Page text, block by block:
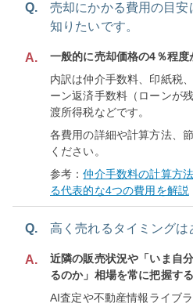
Q.
売却にかかる費用の目安
知りたいです。
A.
一般的に売却価格の4％程度
内訳は仲介手数料、印紙税
ーン返済手数料（ローンが
渡所得税などです。
各費用の詳細や計算方法、
ください。
参考：仲介手数料の計算方
る代表的な4つの費用を解説
Q. 高く売れるタイミングは
A.
近隣の販売状況や「いま自
るのか」相場を常に把握す
AI査定や不動産情報ライブ